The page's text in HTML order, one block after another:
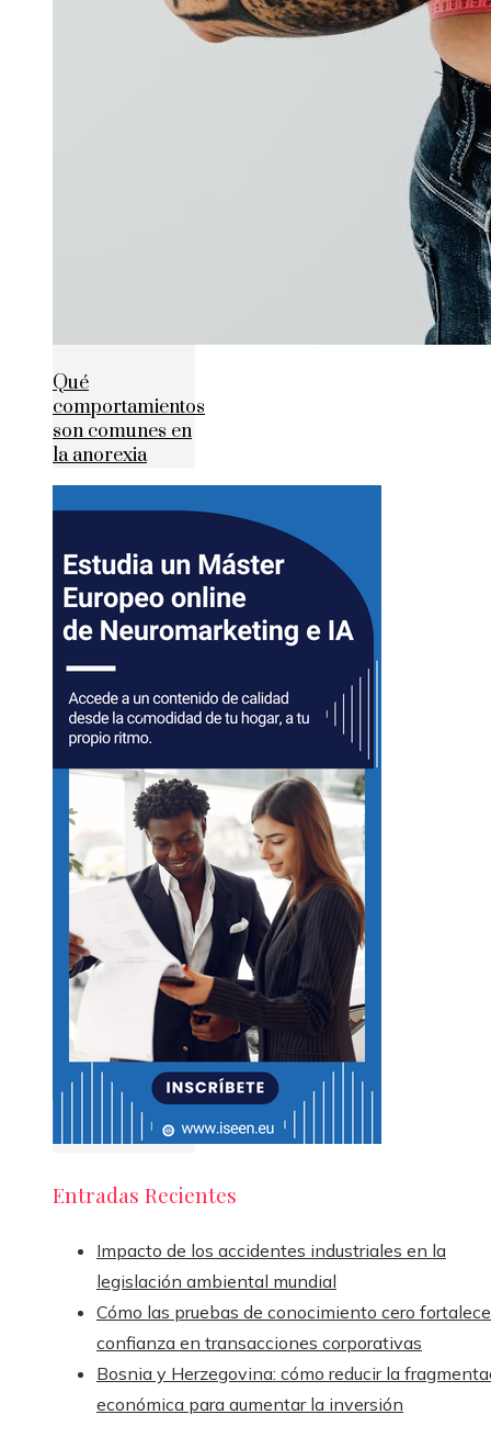
Qué
comportamientos
son comunes en
la anorexia
Entradas Recientes
Impacto de los accidentes industriales en la
legislación ambiental mundial
Cómo las pruebas de conocimiento cero
confianza en transacciones corporativas
Bosnia y Herzegovina: cómo reducir la
económica para aumentar la inversión